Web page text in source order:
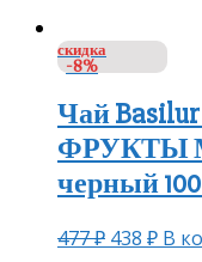
скидка
-8%
Чай
ФРУКТЫ
черный
477₽ 438 ₽ В